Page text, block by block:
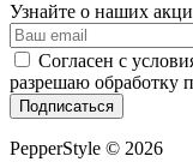
Узнайте о наших
Согласен с
разрешаю обработку
Подписаться
PepperStyle © 2026